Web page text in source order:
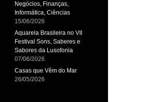
Negócios, Finanças,
Informática, Ciências
15/06/2026
Aquarela Brasileira no VII
Festival Sons, Saberes e
Sabores da Lusofonia
07/06/2026
Casas que Vêm do Mar
26/05/2026